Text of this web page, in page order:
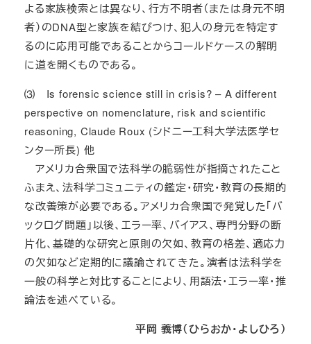
よる家族検索とは異なり、行方不明者（または身元不明
者）のDNA型と家族を結びつけ、犯人の身元を特定す
るのに応用可能であることからコールドケースの解明
に道を開くものである。
⑶ Is forensic science still in crisis? – A different
perspective on nomenclature, risk and scientific
reasoning, Claude Roux (シドニー工科大学法医学セ
ンター所長) 他
アメリカ合衆国で法科学の脆弱性が指摘されたこと
ふまえ、法科学コミュニティの鑑定・研究・教育の長期的
な改善策が必要である。アメリカ合衆国で発覚した「バ
ックログ問題」以後、エラー率、バイアス、専門分野の断
片化、基礎的な研究と原則の欠如、教育の格差、適応力
の欠如など定期的に議論されてきた。演者は法科学を
一般の科学と対比することにより、用語法・エラー率・推
論法を述べている。
平岡 義博（ひらおか・よしひろ）